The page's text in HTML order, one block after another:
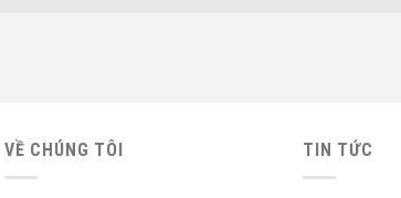
VỀ CHÚNG TÔI TIN TỨC